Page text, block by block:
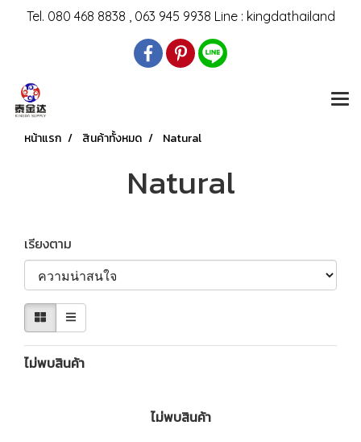
Tel. 080 468 8838 , 063 945 9938 Line : kingdathailand
หน้าแรก สินค้าทั้งหมด Natural
Natural
เรียงตาม
ไม่พบสินค้า
ไม่พบสินค้า